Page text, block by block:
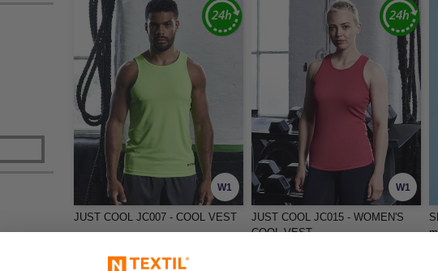
W1
JUST COOL JC007 - COOL VEST
3,61 €
W1
JUST COOL JC015 - WOMEN'S
COOL VEST